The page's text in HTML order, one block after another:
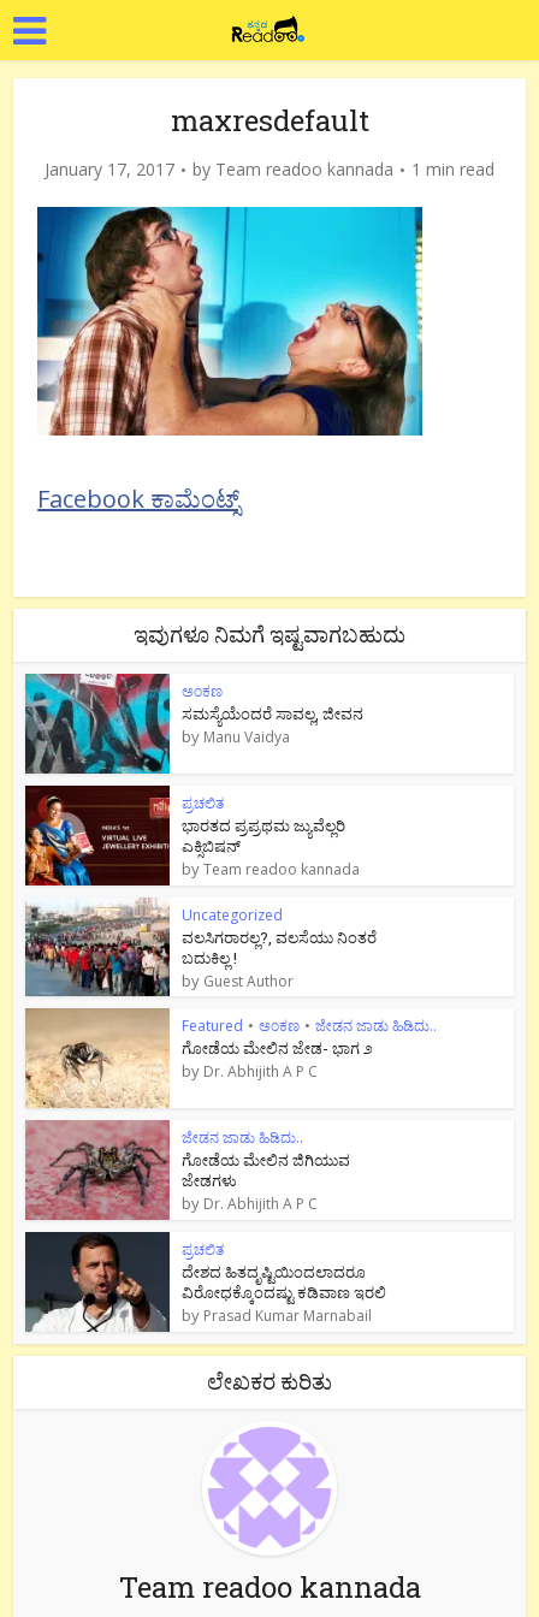
maxresdefault
January 17, 2017 by Team readoo kannada 1 min read
Facebook ಕಾಮೆಂಟ್ಸ್
ಇವುಗಳೂ ನಿಮಗೆ ಇಷ್ಟವಾಗಬಹುದು
ಅಂಕಣ
ಸಮಸ್ಯೆಯೆಂದರೆ ಸಾವಲ್ಲ, ಜೀವನ
by Manu Vaidya
ಪ್ರಚಲಿತ
ಭಾರತದ ಪ್ರಪ್ರಥಮ ಜ್ಯುವೆಲ್ಲರಿ
ಎಕ್ಸಿಬಿಷನ್
byTeam readoo kannada
Uncategorized
ವಲಸಿಗರಾರಲ್ಲ?, ವಲಸೆಯು ನಿಂತರೆ
ಬದುಕಿಲ್ಲ !
by Guest Author
Featured • ಅಂಕಣ • ಜೇಡನ ಜಾಡು ಹಿಡಿದು..
ಗೋಡೆಯ ಮೇಲಿನ ಜೇಡ- ಭಾಗ ೨
by Dr. Abhijith A P C
ಜೇಡನ ಜಾಡು ಹಿಡಿದು..
ಗೋಡೆಯ ಮೇಲಿನ ಜಿಗಿಯುವ
ಜೇಡಗಳು
by Dr. Abhijith A P C
ಪ್ರಚಲಿತ
ದೇಶದ ಹಿತದೃಷ್ಟಿಯಿಂದಲಾದರೂ
ವಿರೋಧಕ್ಕೊಂದಷ್ಟು ಕಡಿವಾಣ ಇರಲಿ
by Prasad Kumar Marnabail
ಲೇಖಕರ ಕುರಿತು
Team readoo kannada